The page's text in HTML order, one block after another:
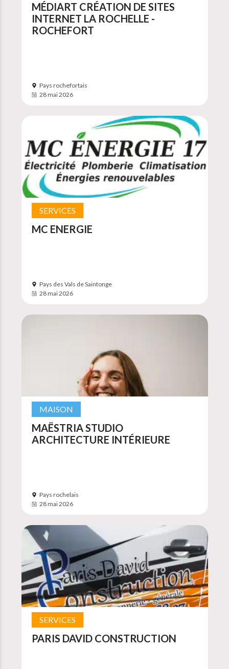
MÉDIART CRÉATION DE SITES
INTERNET LA ROCHELLE -
ROCHEFORT
Pays rochefortais
28 mai 2026
SERVICES
MC ENERGIE
Pays des Vals de Saintonge
28 mai 2026
MAISON
MAËSTRIA STUDIO
ARCHITECTURE INTÉRIEURE
Pays rochelais
28 mai 2026
SERVICES
PARIS DAVID CONSTRUCTION